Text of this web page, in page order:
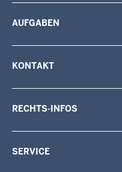
AUFGABEN
KONTAKT
RECHTS-INFOS
SERVICE